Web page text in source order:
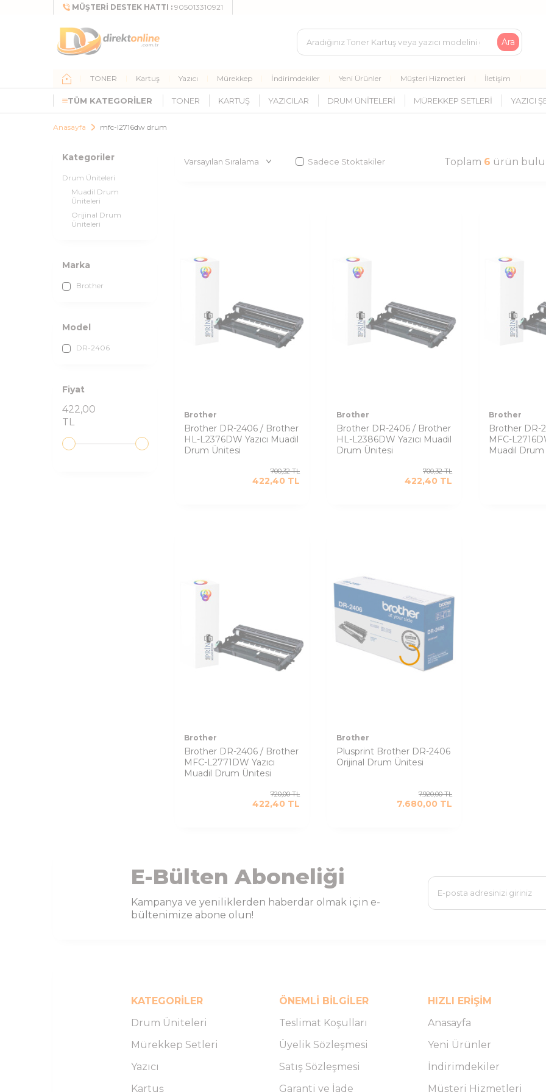
MÜŞTERI DESTEK HATTI : 905013310921
Ara
TONER Kartuş Yazıcı Mürekkep İndirimdekiler Yeni Ürünler Müşteri Hizmetleri İletişim
TÜM KATEGORILER TONER KARTUŞ YAZICILAR DRUM ÜNITELERI MÜREKKEP SETLERI YAZICI
Anasayfa mfc-l2716dw drum
Kategoriler
Drum Üniteleri
Muadil Drum
Üniteleri
Orijinal Drum
Üniteleri
Marka
Brother
Model
DR-2406
Fiyat
422,00
TL
Sadece Stoktakiler Toplam 6 ürün
Brother
Brother DR-2406 / Brother
HL-L2376DW Yazıcı Muadil
Drum Ünitesi
700,32TL
422,40 TL
Brother
Brother DR-2406 / Brother
HL-L2386DW Yazıcı Muadil
Drum Ünitesi
700,32TL
422,40 TL
Brother
Brother DR-
MFC-
Muadil
Brother
Brother DR-2406 / Brother
MFC-L2771DW Yazıcı
Muadil Drum Ünitesi
720,00TL
422,40 TL
Brother
Plusprint Brother DR-2406
Orijinal Drum Ünitesi
7.920,00TL
7.680,00 TL
E-Bülten Aboneliği
Kampanya ve yeniliklerden haberdar olmak için e-
bültenimize abone olun!
KATEGORILER
Drum Üniteleri
Mürekkep Setleri
Yazıcı
Kartuş
ÖNEMLI BILGILER
Teslimat Koşulları
Üyelik Sözleşmesi
Satış Sözleşmesi
Garanti ve İade
HIZLI ERIŞIM
Anasayfa
Yeni Ürünler
İndirimdekiler
Müşteri Hizmetleri